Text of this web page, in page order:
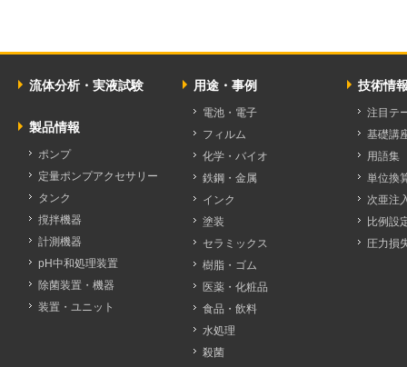
流体分析・実液試験
製品情報
ポンプ
定量ポンプアクセサリー
タンク
撹拌機器
計測機器
pH中和処理装置
除菌装置・機器
装置・ユニット
用途・事例
電池・電子
フィルム
化学・バイオ
鉄鋼・金属
インク
塗装
セラミックス
樹脂・ゴム
医薬・化粧品
食品・飲料
水処理
殺菌
技術情
注目テ
基礎講
用語集
単位換
次亜注
比例設
圧力損